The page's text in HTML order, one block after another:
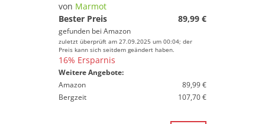
von Marmot
Bester Preis
89,99 €
gefunden bei Amazon
zuletzt überprüft am 27.09.2025 um 00:04; der
Preis kann sich seitdem geändert haben.
16% Ersparnis
Weitere Angebote:
Amazon
89,99 €
Bergzeit
107,70 €